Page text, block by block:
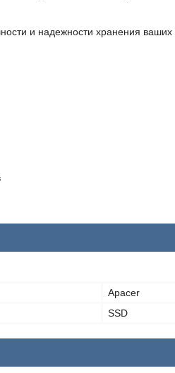
и надежности хранения
Apacer
SSD